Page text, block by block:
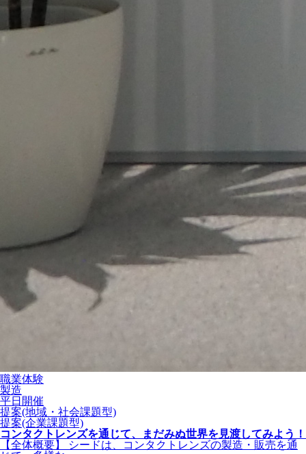
職業体験
製造
平日開催
提案(地域・社会課題型)
提案(企業課題型)
コンタクトレンズを通じて、まだみぬ世界を見渡してみよう！
【全体概要】 シードは、コンタクトレンズの製造・販売を通